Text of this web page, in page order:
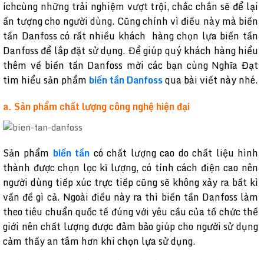
íchcùng những trải nghiệm vượt trội, chắc chắn sẽ để lại
ấn tượng cho người dùng. Cũng chính vì điều này mà biến
tần Danfoss có rất nhiều khách hàng chọn lựa biến tần
Danfoss để lắp đặt sử dụng. Để giúp quý khách hàng hiểu
thêm về biến tần Danfoss mời các bạn cùng Nghĩa Đạt
tìm hiểu sản phẩm biến tần Danfossqua bài viết này nhé.
a. Sản phẩm chất lượng công nghệ hiện đại
Sản phẩm biến tần có chất lượng cao do chất liệu hình
thành được chọn lọc kĩ lượng, có tính cách điện cao nên
người dùng tiếp xúc trực tiếp cũng sẽ không xảy ra bất kì
vấn đề gì cả. Ngoài điều này ra thì biến tần Danfoss làm
theo tiêu chuẩn quốc tế đúng với yêu cầu của tố chức thế
giới nên chất lượng được đảm bảo giúp cho người sử dụng
cảm thấy an tâm hơn khi chọn lựa sử dụng.